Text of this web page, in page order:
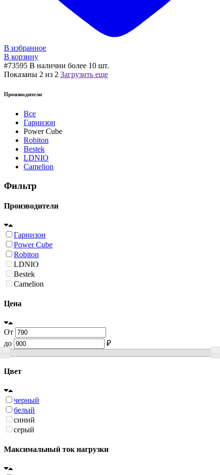
В избранное
В корзину
#73595 В наличии более 10 шт.
Показаны 2 из 2 Загрузить еще
Производители
Все
Гарнизон
Power Cube
Robiton
Bestek
LDNIO
Camelion
Фильтр
Производители
Гарнизон
Power Cube
Robiton
LDNIO
Bestek
Camelion
Цена
От
до
₽
Цвет
черный
белый
синий
серый
Максимальный ток нагрузки